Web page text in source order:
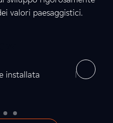
valori paesaggistici.
installata
0